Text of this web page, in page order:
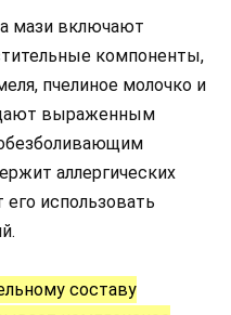
мази включают
компоненты,
пчелиное молочко и
выраженным
аллергических
использовать
составу